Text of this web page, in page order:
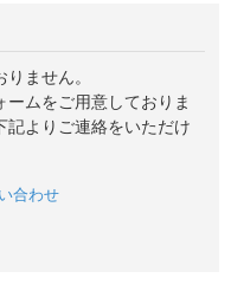
ません。
ムをご用意しておりま
記よりご連絡をいただけ
合わせ